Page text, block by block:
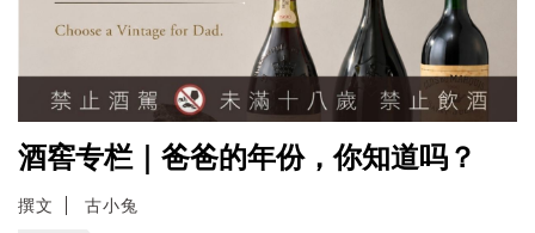
酒窖专栏｜爸爸的年份，你知道吗？
撰文 古小兔